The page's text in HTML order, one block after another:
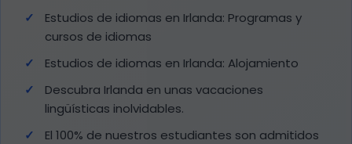
Estudios de idiomas en Irlanda: Programas y
cursos de idiomas
Estudios de idiomas en Irlanda: Alojamiento
Descubra Irlanda en unas vacaciones
lingüísticas inolvidables.
El 100% de nuestros estudiantes son admitidos